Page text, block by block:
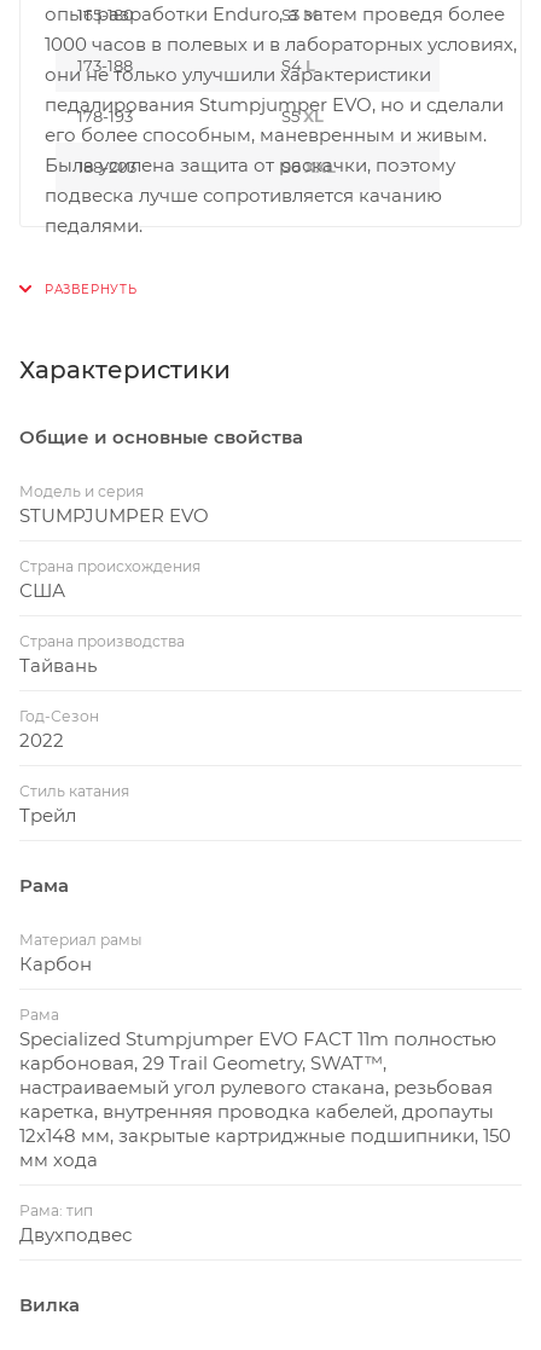
опыт разработки Enduro, а затем проведя более
1000 часов в полевых и в лабораторных условиях,
они не только улучшили характеристики
педалирования Stumpjumper EVO, но и сделали
его более способным, маневренным и живым.
Была усилена защита от раскачки, поэтому
подвеска лучше сопротивляется качанию
педалями.
исходя из характеристик байка, а не роста
и длину рулевого стакана, но разные рич и
подобрать байк, отталкиваясь от своего стиля
тем более манёвренным и отзывчивым будет
больше стабильности и уверенности ты сможешь
получить.
Все рамы, созданные в соответствии с
концепцией Rider-First Engineered™ гарантируют
управляемость независимо от размера и
являешься ли ты подростком, закладывающем
випы на байке в размере S1 или настоящим DH-
получишь одни и те же характеристики –
жёсткости спереди и сзади при минимально
возможном весе.
Впервые Specialized представила SWAT™ на
Stumpjumper в 2016 году, добавив немного места
внутри рамы для тех вещей, без которых поездка
мечты может превратиться в пешую прогулку по
лесу с байком. Это решение позволило
компактно разместить насосы и запасные
джерси.
165-180 S3M
173-188 S4 L
178-193 S5XL
188-203 S6XXL
Характеристики
Общие и основные свойства
Модель и серия
STUMPJUMPER EVO
Страна происхождения
США
Страна производства
Тайвань
Год-Сезон
2022
Стиль катания
Трейл
Рама
Материал рамы
Карбон
Рама
Specialized Stumpjumper EVO FACT 11m полностью
карбоновая, 29 Trail Geometry, SWAT™,
настраиваемый угол рулевого стакана, резьбовая
каретка, внутренняя проводка кабелей, дропауты
12x148 мм, закрытые картриджные подшипники, 150
мм хода
Рама: тип
Двухподвес
Вилка